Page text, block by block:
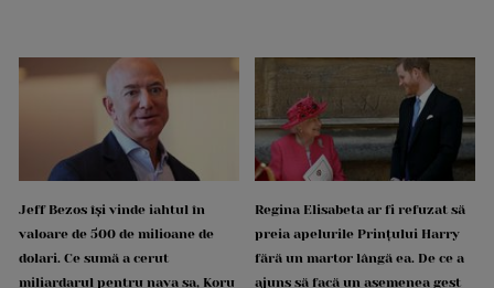
Jeff Bezos își vinde iahtul în
valoare de 500 de milioane de
dolari. Ce sumă a cerut
miliardarul pentru nava sa, Koru
Regina Elisabeta ar fi refuzat să
preia apelurile Prințului Harry
fără un martor lângă ea. De ce a
ajuns să facă un asemenea gest